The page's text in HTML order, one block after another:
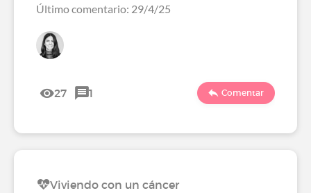
Último comentario: 29/4/25
27 1 Comentar
Viviendo con un cáncer